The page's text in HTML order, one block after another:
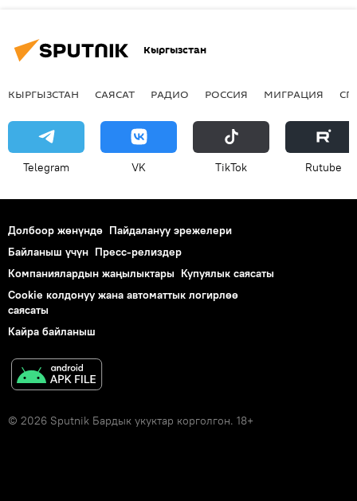
Кыргызстан
КЫРГЫЗСТАН САЯСАТ РАДИО РОССИЯ МИГРАЦИЯ
Telegram VK ТikТоk Rutube
Долбоор жөнүндө Пайдалануу эрежелери
Байланыш үчүн Пресс-релиздер
Компаниялардын жаңылыктары Купуялык саясаты
Cookie колдонуу жана автоматтык логирлөө
саясаты
Кайра байланыш
© 2026 Sputnik Бардык укуктар корголгон. 18+